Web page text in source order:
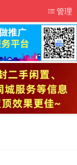
管理